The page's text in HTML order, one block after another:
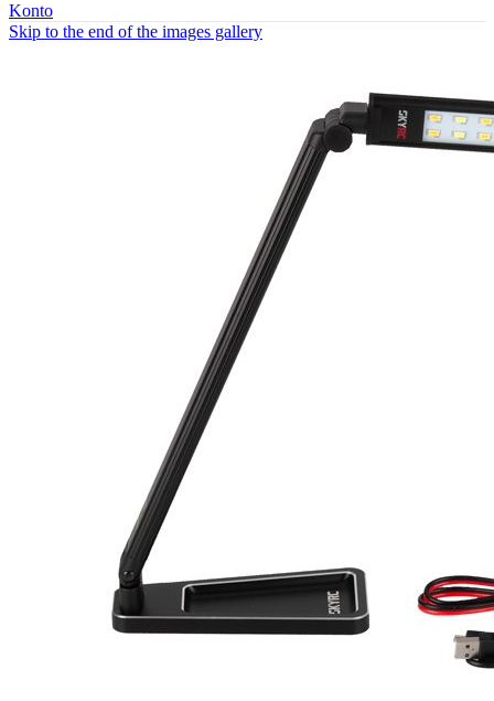
Konto
Skip to the end of the images gallery